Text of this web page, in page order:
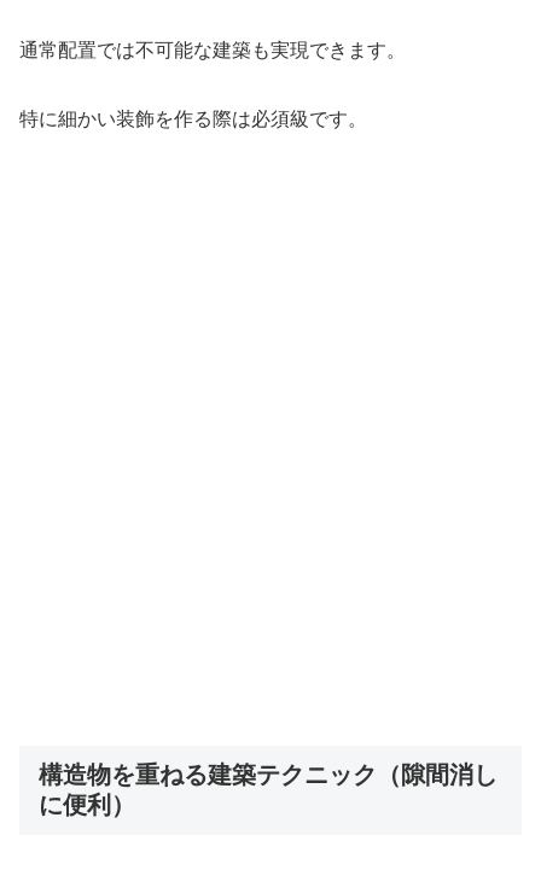
通常配置では不可能な建築も実現できます。
特に細かい装飾を作る際は必須級です。
構造物を重ねる建築テクニック（隙間消し
に便利）